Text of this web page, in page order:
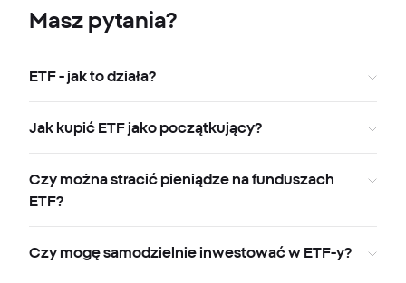
Masz pytania?
ETF - jak to działa?
Jak kupić ETF jako początkujący?
Czy można stracić pieniądze na funduszach
ETF?
Czy mogę samodzielnie inwestować w ETF-y?